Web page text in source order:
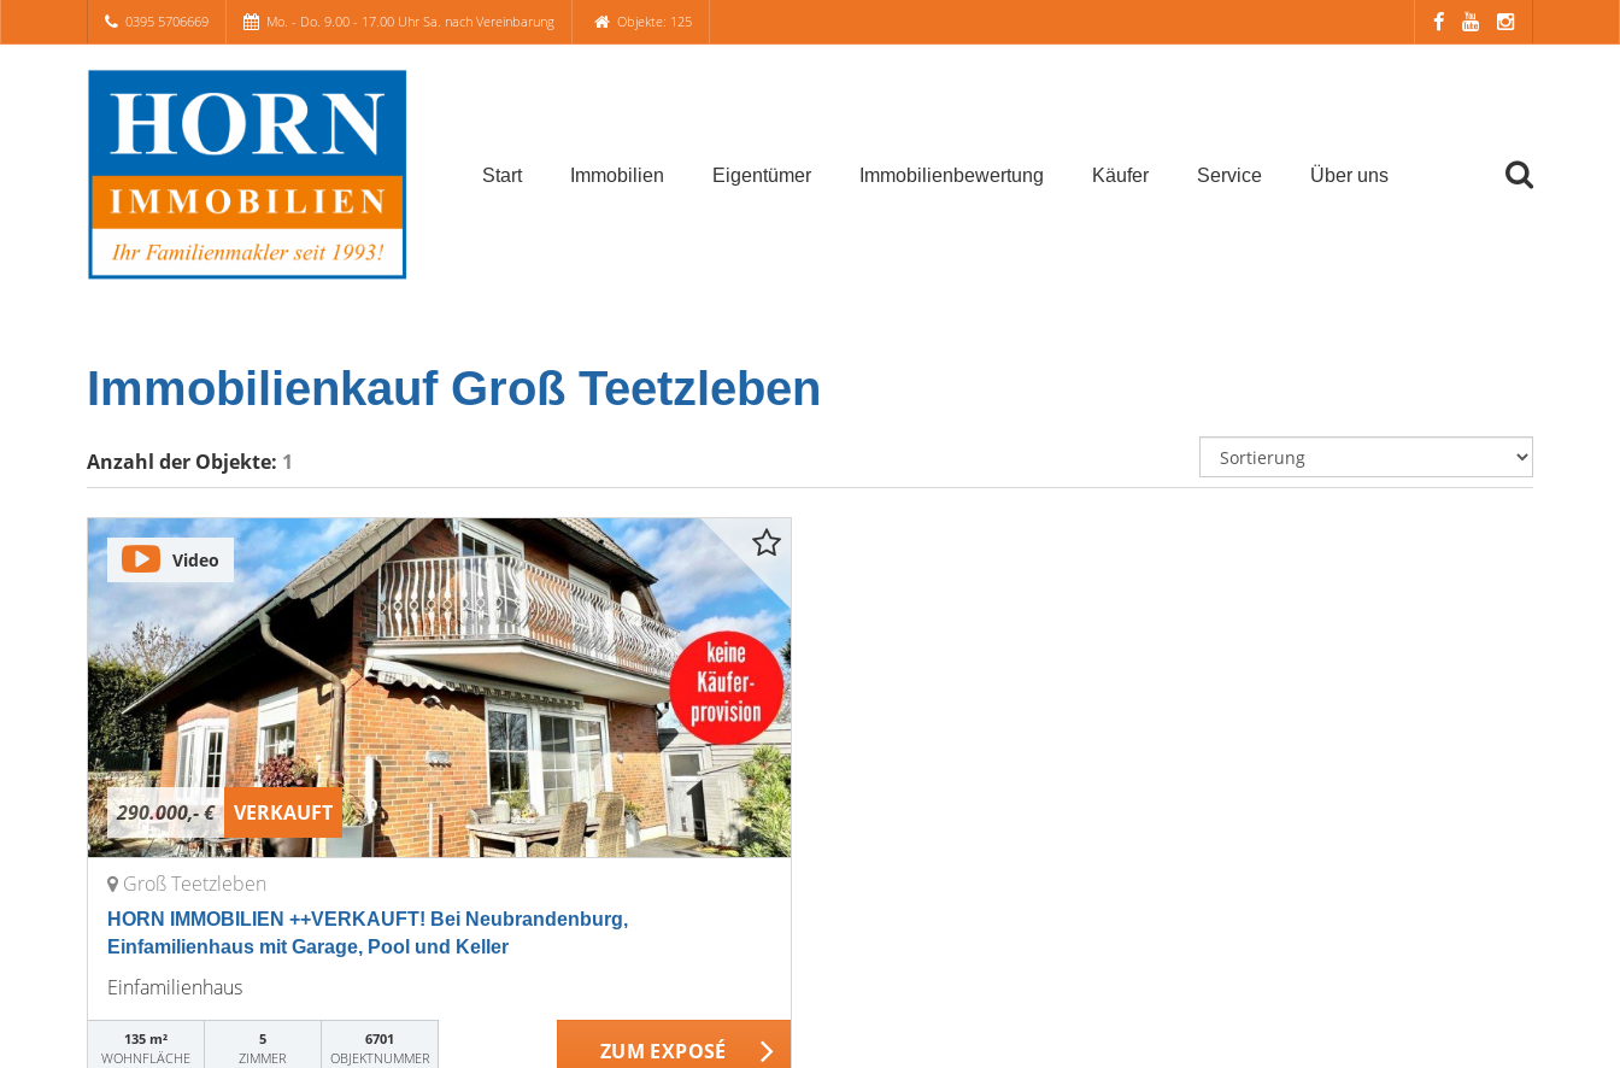
0395 5706669 Mo. - Do. 9.00 - 17.00 Uhr Sa. nach Vereinbarung Objekte: 125
Start Immobilien Eigentümer Immobilienbewertung Käufer Service Über uns
Immobilienkauf Groß Teetzleben
Anzahl der Objekte: 1
290.000,- € VERKAUFT
Video
Groß Teetzleben
HORN IMMOBILIEN ++VERKAUFT! Bei Neubrandenburg,
Einfamilienhaus mit Garage, Pool und Keller
Einfamilienhaus
135 m²
WOHNFLÄCHE
5
ZIMMER
6701
OBJEKTNUMMER
ZUM EXPOSÉ